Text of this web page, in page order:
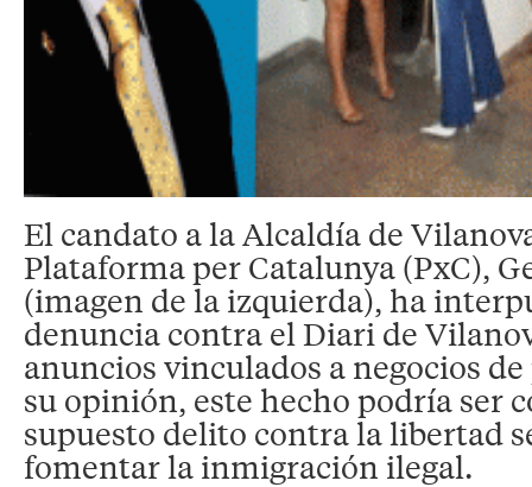
El candato a la Alcaldía de
Plataforma per Catalunya (PxC),
(imagen de la izquierda), ha
denuncia contra el Diari de
anuncios vinculados a negocios
su opinión, este hecho podría ser
supuesto delito contra la libertad
fomentar la inmigración ilegal.